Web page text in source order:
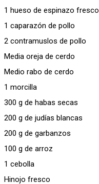
1 hueso de espinazo fresco
1 caparazón de pollo
2 contramuslos de pollo
Media oreja de cerdo
Medio rabo de cerdo
1 morcilla
300 g de habas secas
200 g de judías blancas
200 g de garbanzos
100 g de arroz
1 cebolla
Hinojo fresco